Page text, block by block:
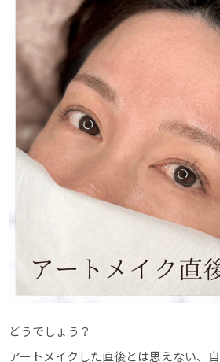
どうでしょう？
アートメイクした直後とは思えない、